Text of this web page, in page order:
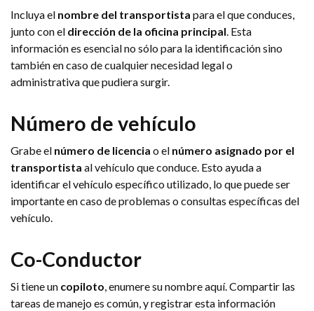
Incluya el nombre del transportista para el que conduces,
junto con el dirección de la oficina principal . Esta
información es esencial no sólo para la identificación sino
también en caso de cualquier necesidad legal o
administrativa que pudiera surgir.
Número de vehículo
Grabe el número de licencia o el número asignado por el
transportista al vehículo que conduce. Esto ayuda a
identificar el vehículo específico utilizado, lo que puede ser
importante en caso de problemas o consultas específicas del
vehículo.
Co-Conductor
Si tiene un copiloto , enumere su nombre aquí. Compartir las
tareas de manejo es común, y registrar esta información